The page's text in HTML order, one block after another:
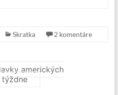
Skratka 2 komentáre
amerických
týždne